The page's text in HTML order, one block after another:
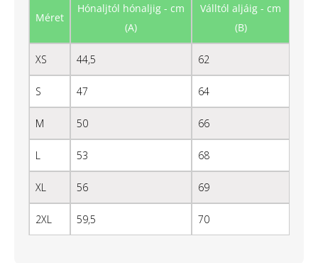
Méret
Hónaljtól hónaljig - cm
(A)
Válltól aljáig - cm
(B)
XS 44,5 62
S 47 64
M 50 66
L 53 68
XL 56 69
2XL 59,5 70